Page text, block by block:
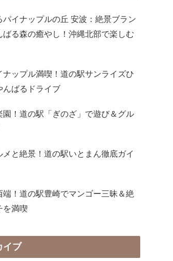
パイナップルの丘 安波：絶景ブラン
ばる森の癒やし！沖縄北部で楽しむ
ナップル満喫！道の駅サンライズひ
んばるドライブ
園！道の駅「ぎのざ」で遊び＆グル
メと絶景！道の駅いとまん徹底ガイ
端！道の駅豊崎でマンゴー三昧＆絶
を満喫
イブ